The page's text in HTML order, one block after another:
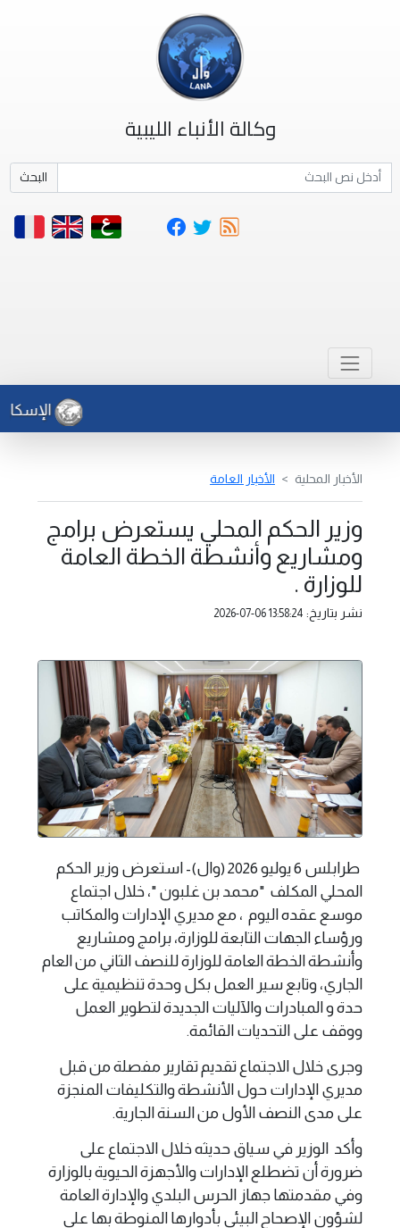
وكالة الأنباء الليبية
البحث
الإسكان : 150 ألف دينار لدعم الشباب والتقسيط على 25
الأخبار المحلية الأخبار العامة
وزير الحكم المحلي يستعرض برامج
ومشاريع وأنشطة الخطة العامة
للوزارة .
نشر بتاريخ: 2026-07-06 13:58:24
طرابلس 6 يوليو 2026 (وال)- استعرض وزير الحكم
المحلي المكلف "محمد بن غلبون "، خلال اجتماع
موسع عقده اليوم ، مع مديري الإدارات والمكاتب
ورؤساء الجهات التابعة للوزارة، برامج ومشاريع
وأنشطة الخطة العامة للوزارة للنصف الثاني من العام
الجاري، وتابع سير العمل بكل وحدة تنظيمية على
حدة و المبادرات والآليات الجديدة لتطوير العمل
ووقف على التحديات القائمة.
وجرى خلال الاجتماع تقديم تقارير مفصلة من قبل
مديري الإدارات حول الأنشطة والتكليفات المنجزة
على مدى النصف الأول من السنة الجارية.
وأكد الوزير في سياق حديثه خلال الاجتماع على
ضرورة أن تضطلع الإدارات والأجهزة الحيوية بالوزارة
وفي مقدمتها جهاز الحرس البلدي والإدارة العامة
لشؤون الإصحاح البيئي بأدوارها المنوطة بها على